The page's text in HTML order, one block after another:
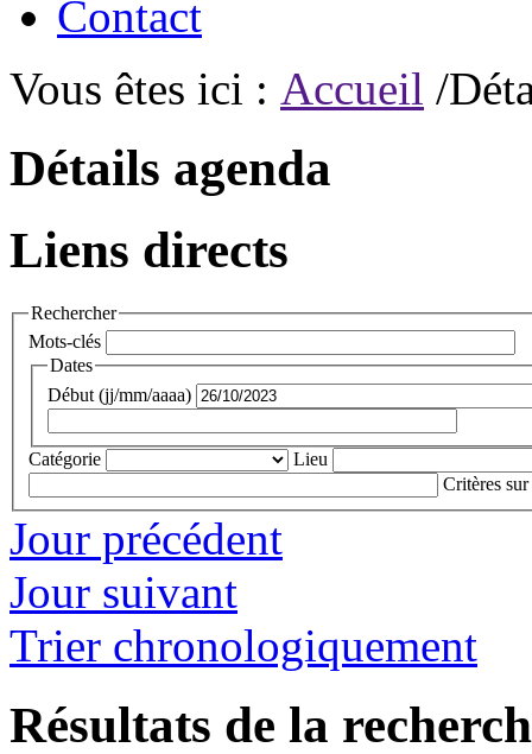
Contact
Vous êtes ici : Accueil /
Détails agenda
Liens directs
Rechercher
Mots-clés
Dates
Début (jj/mm/aaaa)
Catégorie
Lieu
Critères sur
Jour précédent
Jour suivant
Trier chronologiquement
Résultats de la